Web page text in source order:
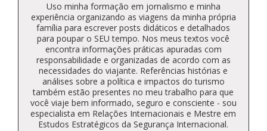
Uso minha formação em jornalismo e minha
experiência organizando as viagens da minha própria
família para escrever posts didáticos e detalhados
para poupar o SEU tempo. Nos meus textos você
encontra informações práticas apuradas com
responsabilidade e organizadas de acordo com as
necessidades do viajante. Referências histórias e
análises sobre a política e impactos do turismo
também estão presentes no meu trabalho para que
você viaje bem informado, seguro e consciente - sou
especialista em Relações Internacionais e Mestre em
Estudos Estratégicos da Segurança Internacional.